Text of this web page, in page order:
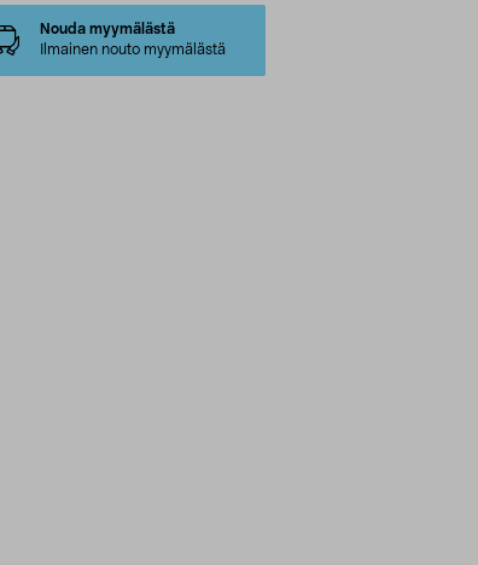
Nouda myymälästä
Ilmainen nouto myymälästä